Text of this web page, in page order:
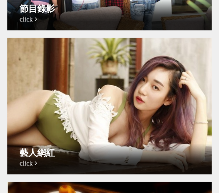
節目錄影
click
藝人網紅
click